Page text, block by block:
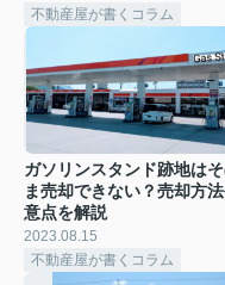
不動産屋が書くコラム
ガソリンスタンド跡地は
ま売却できない？売却方
意点を解説
2023.08.15
不動産屋が書くコラム